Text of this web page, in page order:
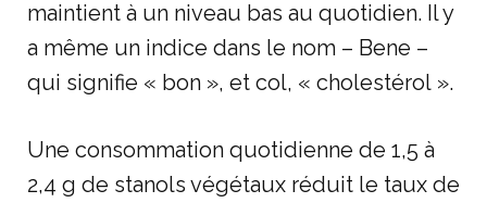
maintient à un niveau bas au quotidien. Il y
a même un indice dans le nom – Bene –
qui signifie « bon », et col, « cholestérol ».
Une consommation quotidienne de 1,5 à
2,4 g de stanols végétaux réduit le taux de